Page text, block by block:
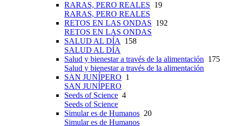
RARAS, PERO REALES 19
RARAS, PERO REALES
RETOS EN LAS ONDAS 192
RETOS EN LAS ONDAS
SALUD AL DÍA
158
SALUD AL DÍA
Salud y bienestar a través de la alimentación 175
Salud y bienestar a través de la alimentación
SAN JUNÍPERO 1
SAN JUNÍPERO
Seeds of Science 4
Seeds of Science
Simular es de Humanos 20
Simular es de Humanos